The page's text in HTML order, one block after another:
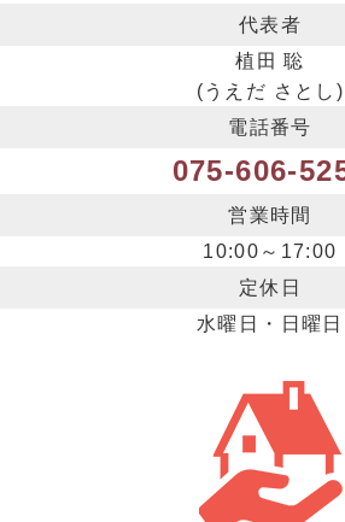
代表者
植田 聡
(うえだ さとし)
電話番号
075-606-
営業時間
10:00～17:00
定休日
水曜日・日曜日